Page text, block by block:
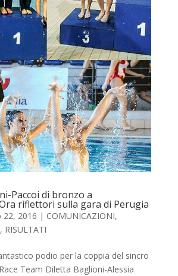
Paccoi di bronzo a
riflettori sulla gara di Perugia
22, 2016 | COMUNICAZIONI,
, RISULTATI
podio per la coppia del sincro
Team Diletta Baglioni-Alessia